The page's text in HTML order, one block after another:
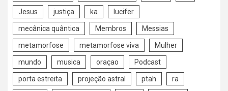
Jesus justiça ka lucifer
mecânica quântica Membros Messias
metamorfose metamorfose viva Mulher
mundo musica oraçao Podcast
porta estreita projeção astral ptah ra